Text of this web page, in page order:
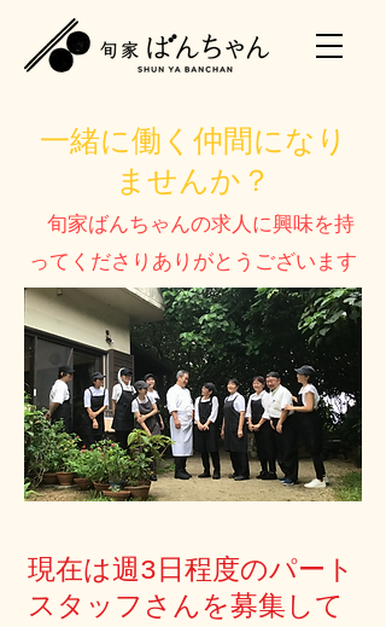
一緒に働く仲間になり
ませんか？
旬家ばんちゃんの求人に興味を持
ってくださりありがとうございます
現在は週3日程度のパート
スタッフさんを募集して